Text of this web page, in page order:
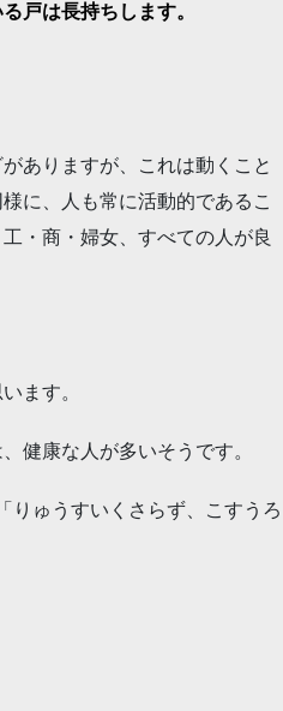
戸は長持ちします。
ありますが、これは動くこと
に、人も常に活動的であるこ
・商・婦女、すべての人が良
ます。
健康な人が多いそうです。
「りゅうすいくさらず、こすうろ